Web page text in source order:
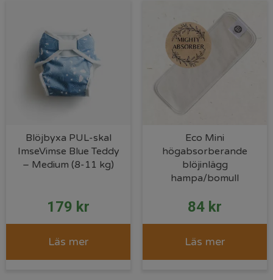
Blöjbyxa PUL-skal
ImseVimse Blue Teddy
– Medium (8-11 kg)
179 kr
Läs mer
Eco Mini
högabsorberande
blöjinlägg
hampa/bomull
84 kr
Läs mer